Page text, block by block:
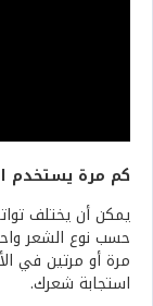
كم مرة يستخدم
يمكن أن يختلف
حسب نوع الشعر
مرة أو مرتين في
استجابة شعرك.